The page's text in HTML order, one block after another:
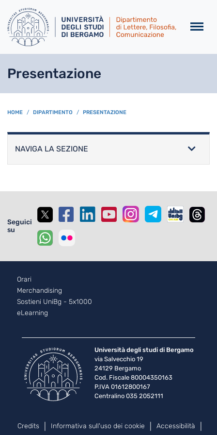
Presentazione
BREADCRUMB
HOME DIPARTIMENTO PRESENTAZIONE
NAVIGA LA SEZIONE
Seguici
su
Footer - 2
Orari
Merchandising
Sostieni UniBg - 5x1000
eLearning
Università degli studi di Bergamo
via Salvecchio 19
24129 Bergamo
Cod. Fiscale 80004350163
P.IVA 01612800167
Centralino 035 2052111
Piè di pagina
Credits Informativa sull'uso dei cookie Accessibilità